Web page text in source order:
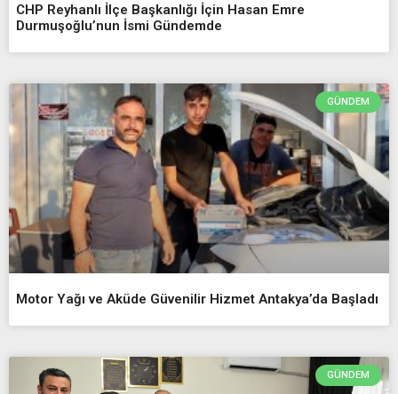
CHP Reyhanlı İlçe Başkanlığı İçin Hasan Emre
Durmuşoğlu’nun İsmi Gündemde
GÜNDEM
Motor Yağı ve Aküde Güvenilir Hizmet Antakya’da Başladı
GÜNDEM